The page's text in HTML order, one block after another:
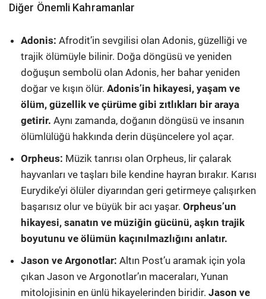
Diğer Önemli Kahramanlar
Adonis: Afrodit’in sevgilisi olan Adonis, güzelliği ve
trajik ölümüyle bilinir. Doğa döngüsü ve yeniden
doğuşun sembolü olan Adonis, her bahar yeniden
doğar ve kışın ölür. Adonis’in hikayesi, yaşam ve
ölüm, güzellik ve çürüme gibi zıtlıkları bir araya
getirir. Aynı zamanda, doğanın döngüsü ve insanın
ölümlülüğü hakkında derin düşüncelere yol açar.
Orpheus: Müzik tanrısı olan Orpheus, lir çalarak
hayvanları ve taşları bile kendine hayran bırakır. Karısı
Eurydike’yi ölüler diyarından geri getirmeye çalışırken
başarısız olur ve büyük bir acı yaşar. Orpheus’un
hikayesi, sanatın ve müziğin gücünü, aşkın trajik
boyutunu ve ölümün kaçınılmazlığını anlatır.
Jason ve Argonotlar: Altın Post’u aramak için yola
çıkan Jason ve Argonotlar’ın maceraları, Yunan
mitolojisinin en ünlü hikayelerinden biridir. Jason ve